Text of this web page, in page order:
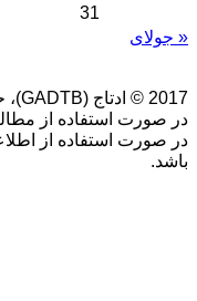
31
« جولای
2017 © ادتاج (GADTB)، حقوق مؤلف محفوظ است.
در صورت استفاده از
در صورت استفاده از
باشد.